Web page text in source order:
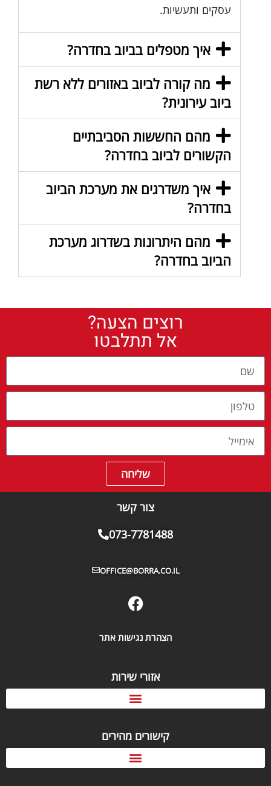
עסקים ותעשיות.
איך מטפלים בביוב בחדרה?
מה קורה לביוב באזורים ללא רשת
ביוב עירונית?
מהם החששות הסביבתיים
הקשורים לביוב בחדרה?
איך משדרגים את מערכת הביוב
בחדרה?
מהם היתרונות בשדרוג מערכת
הביוב בחדרה?
קישורים מהירים
אזורי שירות
צור קשר
073-7781488
OFFICE@BORRA.CO.IL
הצהרת נגישות אתר
רוצים הצעה?
אל תתלבטו
שליחה